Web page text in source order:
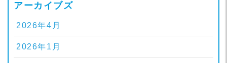
アーカイブズ
2026年4月
2026年1月